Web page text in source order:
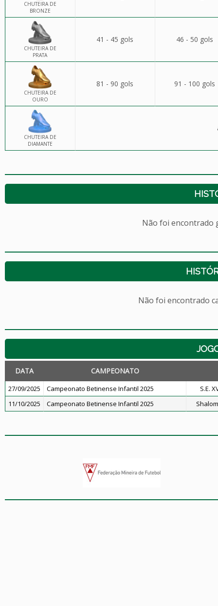
CHUTEIRA DE
BRONZE
CHUTEIRA DE
PRATA
41 - 45 gols 46 - 50 gols
CHUTEIRA DE
OURO
81 - 90 gols 91 - 100 gols
CHUTEIRA DE
DIAMANTE
Não foi encontrado
Não foi encontrado
DATA CAMPEONATO
27/09/2025 Campeonato Betinense Infantil 2025
S.E.
11/10/2025
Campeonato Betinense Infantil 2025